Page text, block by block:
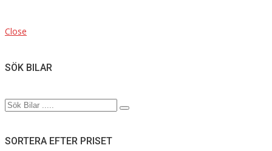
Close
SÖK BILAR
SORTERA EFTER PRISET